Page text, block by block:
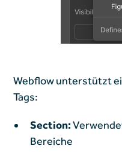
Webflow unterstützt
Tags:
Section:
Bereiche